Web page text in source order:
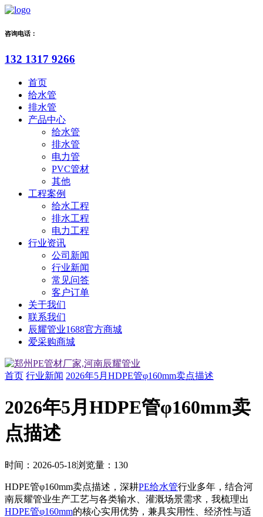
咨询电话：
132 1317 9266
首页
给水管
排水管
产品中心
给水管
排水管
电力管
PVC管材
其他
工程案例
给水工程
排水工程
电力工程
行业资讯
公司新闻
行业新闻
常见问答
客户订单
关于我们
联系我们
辰耀管业1688官方商城
爱采购商城
首页 行业新闻 2026年5月HDPE管φ160mm卖点描述
2026年5月HDPE管φ160mm卖
点描述
时间： 2026-05-18浏览量： 130
HDPE管φ160mm卖点描述，深耕PE给水管行业多年，结合河
南辰耀管业生产工艺与各类输水、灌溉场景需求，我梳理出
HDPE管φ160mm的核心实用优势，兼具实用性、经济性与适